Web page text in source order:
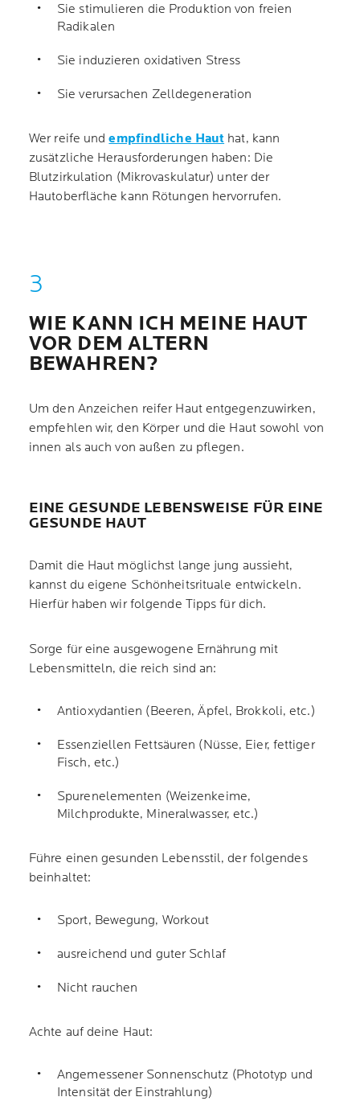
Sie stimulieren die Produktion von freien
Radikalen
Sie induzieren oxidativen Stress
Sie verursachen Zelldegeneration
Wer reife undempfindliche Haut hat, kann
zusätzliche Herausforderungen haben: Die
Blutzirkulation (Mikrovaskulatur) unter der
Hautoberfläche kann Rötungen hervorrufen.
WIE KANN ICH MEINE HAUT
VOR DEM ALTERN
BEWAHREN?
Um den Anzeichen reifer Haut entgegenzuwirken,
empfehlen wir, den Körper und die Haut sowohl von
innen als auch von außen zu pflegen.
EINE GESUNDE LEBENSWEISE FÜR EINE
GESUNDE HAUT
Damit die Haut möglichst lange jung aussieht,
kannst du eigene Schönheitsrituale entwickeln.
Hierfür haben wir folgende Tipps für dich.
Sorge für eine ausgewogene Ernährung mit
Lebensmitteln, die reich sind an:
Antioxydantien (Beeren, Äpfel, Brokkoli, etc.)
Essenziellen Fettsäuren (Nüsse, Eier, fettiger
Fisch, etc.)
Spurenelementen (Weizenkeime,
Milchprodukte, Mineralwasser, etc.)
Führe einen gesunden Lebensstil, der folgendes
beinhaltet:
Sport, Bewegung, Workout
ausreichend und guter Schlaf
Nicht rauchen
Achte auf deine Haut:
Angemessener Sonnenschutz (Phototyp und
Intensität der Einstrahlung)